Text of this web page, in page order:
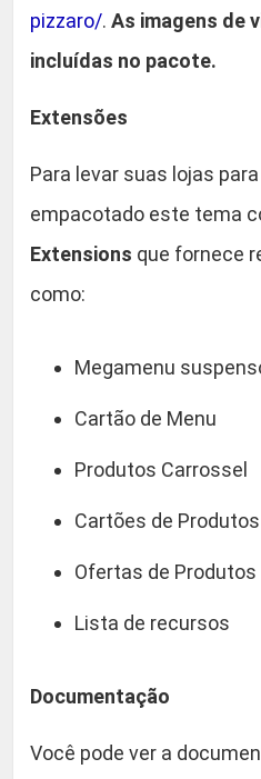
pizzaro/. As imagens de
incluídas no pacote.
Extensões
Para levar suas lojas
empacotado este tema
Extensions que fornece
como:
Megamenu
Cartão de Menu
Produtos Carrossel
Cartões de Produtos
Ofertas de Produtos
Lista de recursos
Documentação
Você pode ver a